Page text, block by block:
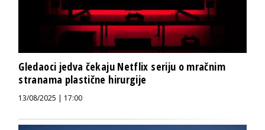
Gledaoci jedva čekaju Netflix seriju o mračnim
stranama plastične hirurgije
13/08/2025 | 17:00